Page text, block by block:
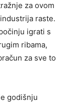
za ovom
raste.
igrati s
ribama,
za sve to
godišnju